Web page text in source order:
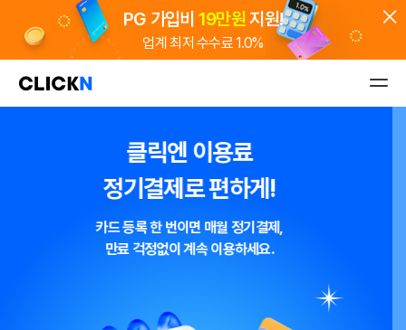
PG 가입비 19만원지원!
업계 최저 수수료 1.0%
주문부터 배송까지
shop 도메인무료!
신규 고객 웰컴 이벤트
1.0% 수수료 쇼핑몰 바로 오픈
5분 만에 신청하고 오늘 바로 결제받기
월 5천원으로 시작하는
나만의 앱!
90% 할인에
스토어 등록비까지 전액 지원